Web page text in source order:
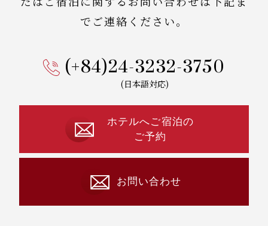
でご連絡ください。
(+84)24-3232-3750
(日本語対応)
ホテルへご宿泊の
ご予約
お問い合わせ